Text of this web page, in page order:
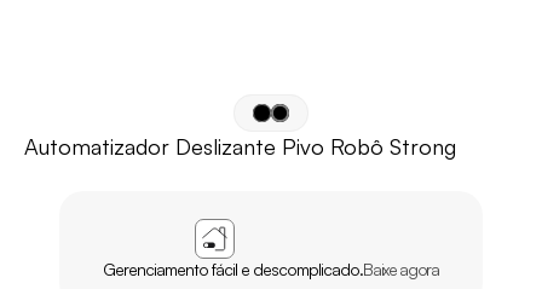
Automatizador Deslizante Pivo Robô Strong
Gerenciamento fácil e descomplicado.Baixe agora